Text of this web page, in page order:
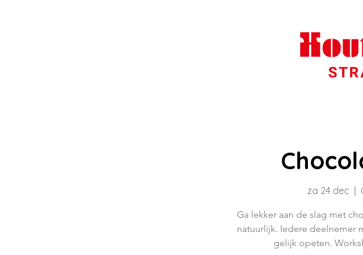
za 24 dec
Ga lekker aan de slag met
natuurlijk. Iedere deelnemer